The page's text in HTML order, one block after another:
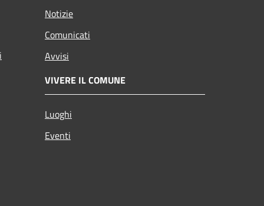
Notizie
Comunicati
Avvisi
VIVERE IL COMUNE
Luoghi
Eventi